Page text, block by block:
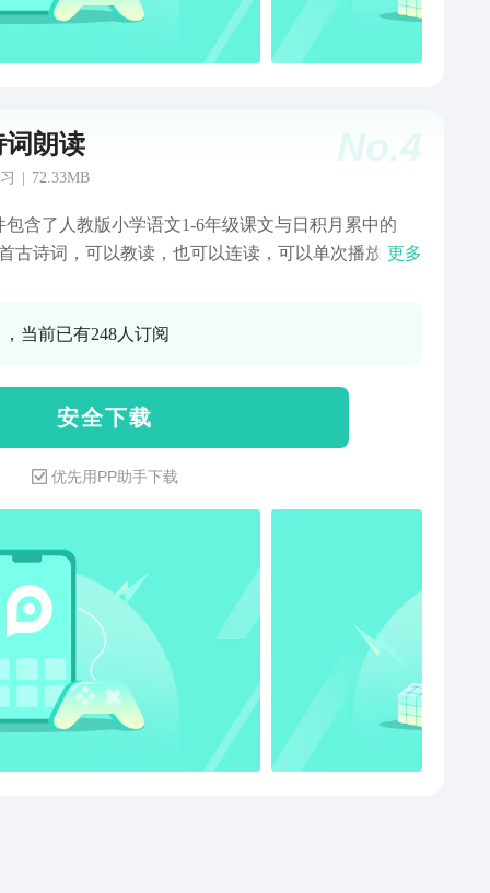
No.4
词朗读
72.33MB
包含了人教版小学语文1-6年级课文与日积月累中的
古诗词，可以教读，也可以连读，可以单次播放，也
更多
当前已有248人订阅
安 全 下 载
优先用PP助手下载